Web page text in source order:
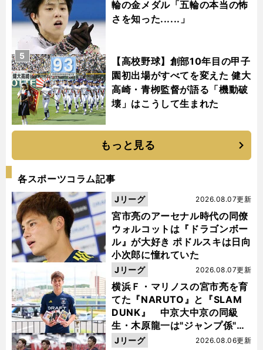
輪の金メダル「五輪の本当の怖
さを知った......」
【高校野球】創部10年目の甲子
園初出場がすべてを変えた 健大
高崎・青栁監督が語る「機動破
壊」はこうして生まれた
5
もっと見る
各スポーツコラム記事
宮市亮のアーセナル時代の同僚
ウォルコットは『ドラゴンボー
ル』が大好き ポドルスキは日向
小次郎に憧れていた
2026.08.07更新
Jリーグ
横浜Ｆ・マリノスの宮市亮を育
てた『NARUTO』と『SLAM
DUNK』 中京大中京の同級
生・木原龍一は"ジャンプ係"だ
った
2026.08.07更新
Jリーグ
2026.08.06更新
Jリーグ